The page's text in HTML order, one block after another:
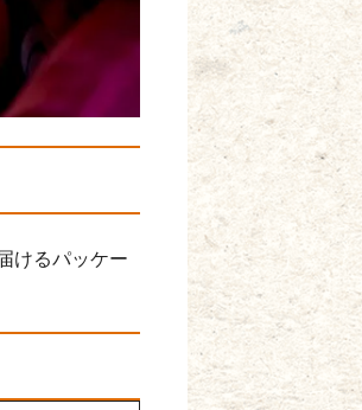
けるパッケー